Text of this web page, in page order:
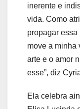
inerente e
vida. Como
propagar
move a minha
arte e o amor
esse”, diz
Ela celebra